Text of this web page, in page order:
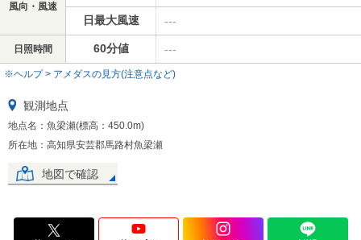
風向・風速
日最大風速 ---
日照時間 60分値 ---
※ヘルプ > アメダスの見方(注意点など)
観測地点
地点名：魚梁瀬(標高：450.0m)
所在地：高知県安芸郡馬路村魚梁瀬
地図で確認